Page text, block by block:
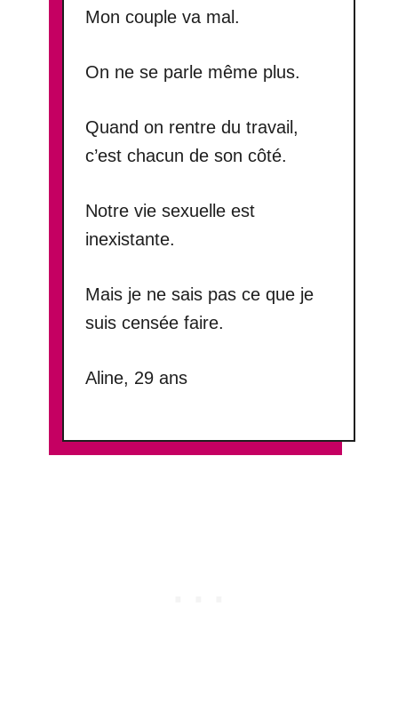
Mon couple va mal.
On ne se parle même plus.
Quand on rentre du travail,
c’est chacun de son côté.
Notre vie sexuelle est
inexistante.
Mais je ne sais pas ce que je
suis censée faire.
Aline, 29 ans